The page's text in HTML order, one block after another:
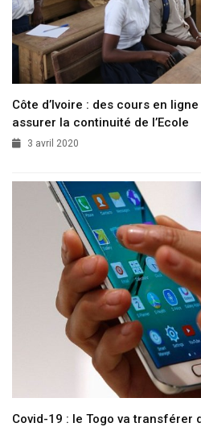
Côte d’Ivoire : des cours en
assurer la continuité de l’Ecole
3 avril 2020
Covid-19 : le Togo va transférer